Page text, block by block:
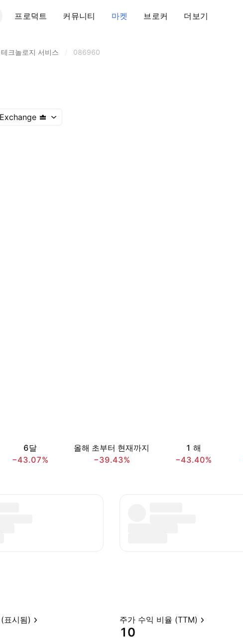
프로덕트 커뮤니티 마켓 브로커 더보기
크놀로지 서비스 086960
6달
−43.07%
올해 초부터 현재까지
−39.43%
1 해
−43.40%
표시됨) 주가 수익 비율 (TTM)
10